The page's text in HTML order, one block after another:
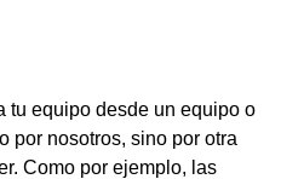
tu equipo desde un equipo o
por nosotros, sino por otra
Como por ejemplo, las